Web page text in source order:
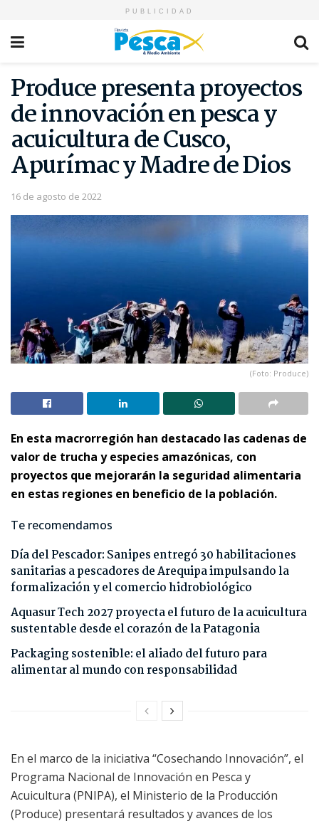
PUBLICIDAD
Produce presenta proyectos
de innovación en pesca y
acuicultura de Cusco,
Apurímac y Madre de Dios
16 de agosto de 2022
(Foto: Produce)
En esta macrorregión han destacado las cadenas de
valor de trucha y especies amazónicas, con
proyectos que mejorarán la seguridad alimentaria
en estas regiones en beneficio de la población.
Te recomendamos
Día del Pescador: Sanipes entregó 30 habilitaciones
sanitarias a pescadores de Arequipa impulsando la
formalización y el comercio hidrobiológico
Aquasur Tech 2027 proyecta el futuro de la acuicultura
sustentable desde el corazón de la Patagonia
Packaging sostenible: el aliado del futuro para
alimentar al mundo con responsabilidad
En el marco de la iniciativa “Cosechando Innovación”, el
Programa Nacional de Innovación en Pesca y
Acuicultura (PNIPA), el Ministerio de la Producción
(Produce) presentará resultados y avances de los